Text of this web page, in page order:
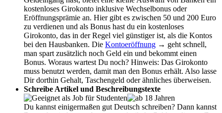
kostenloses Girokonto inklusive Wechselbonus oder
Eröffnungsprämie an. Hier gibt es zwischen 50 und 200 Euro
zu verdienen und als Bonus hast du ein kostenloses
Girokonto, das in der Regel viel günstiger ist, als die Kontos
bei den Hausbanken. Die Kontoeröffnung → geht schnell,
man spart zusätzlich noch Geld ein und bekommt einen
Bonus. Woraus wartest Du noch? Hinweis: Das Girokonto
muss benutzt werden, damit man den Bonus erhält. Also lasse
Dir dorthin Gehalt, Taschengeld oder ähnliches überweisen.
Schreibe Artikel und Beschreibungstexte
Du kannst einigermaßen gut Deutsch schreiben? Dann kannst